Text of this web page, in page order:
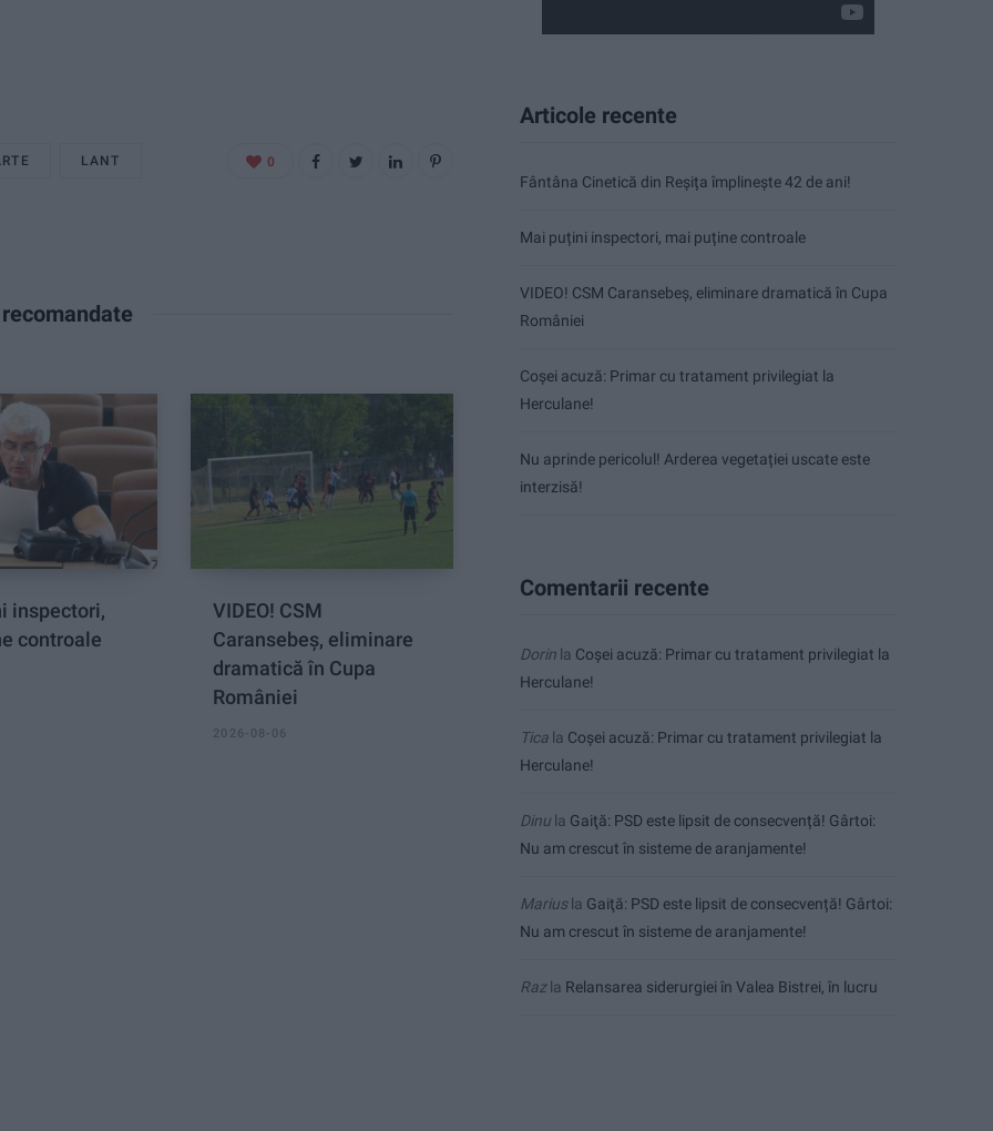
LANT 0
inspectori,
controale
VIDEO! CSM
Caransebeș, eliminare
dramatică în Cupa
României
2026-08-06
Articole recente
Fântâna Cinetică din Reșița împlinește 42 de ani!
Mai puțini inspectori, mai puține controale
VIDEO! CSM Caransebeș, eliminare dramatică în Cupa
României
Coșei acuză: Primar cu tratament privilegiat la
Herculane!
Nu aprinde pericolul! Arderea vegetației uscate este
interzisă!
Comentarii recente
Dorin la Coșei acuză: Primar cu tratament privilegiat la
Herculane!
Tica la Coșei acuză: Primar cu tratament privilegiat la
Herculane!
Dinu la Gaiţă: PSD este lipsit de consecvență! Gârtoi:
Nu am crescut în sisteme de aranjamente!
Mariusla Gaiţă: PSD este lipsit de consecvență! Gârtoi:
Nu am crescut în sisteme de aranjamente!
Razla Relansarea siderurgiei în Valea Bistrei, în lucru